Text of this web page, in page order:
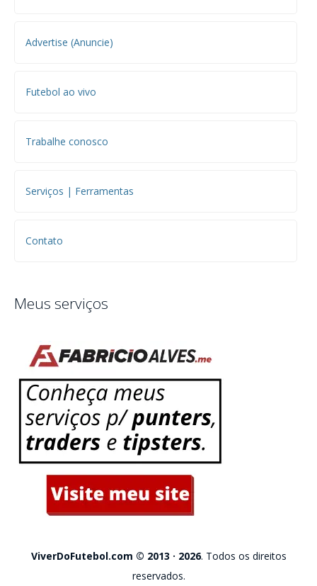
Advertise (Anuncie)
Futebol ao vivo
Trabalhe conosco
Serviços | Ferramentas
Contato
Meus serviços
ViverDoFutebol.com © 2013 · 2026. Todos os direitos
reservados.